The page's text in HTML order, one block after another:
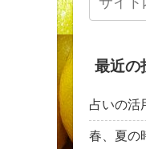
最近の
占いの活
春、夏の